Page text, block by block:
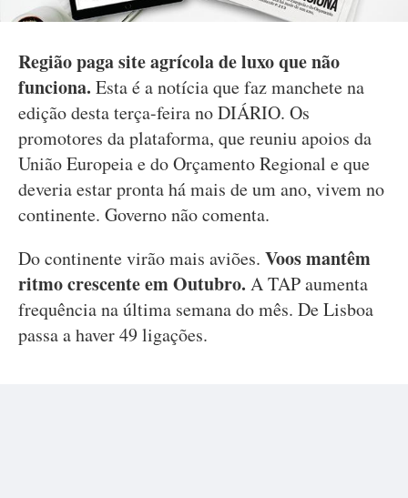
Região paga site agrícola de luxo que não
funciona. Esta é a notícia que faz manchete na
edição desta terça-feira no DIÁRIO. Os
promotores da plataforma, que reuniu apoios da
União Europeia e do Orçamento Regional e que
deveria estar pronta há mais de um ano, vivem no
continente. Governo não comenta.
Do continente virão mais aviões. Voos mantêm
ritmo crescente em Outubro. A TAP aumenta
frequência na última semana do mês. De Lisboa
passa a haver 49 ligações.